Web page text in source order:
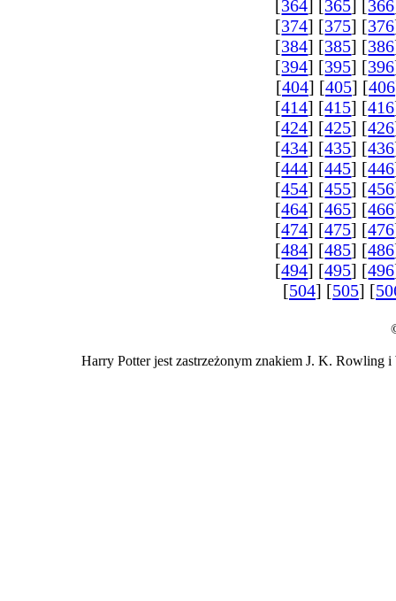
[364] [365] [366
[374] [375] [376
[384] [385] [386
[394] [395] [396
[404] [405] [406
[414] [415] [416
[424] [425] [426
[434] [435] [436
[444] [445] [446
[454] [455] [456
[464] [465] [466
[474] [475] [476
[484] [485] [486
[494] [495] [496
[504] [505] [
Harry Potter jest zastrzeżonym znakiem J. K. Rowling